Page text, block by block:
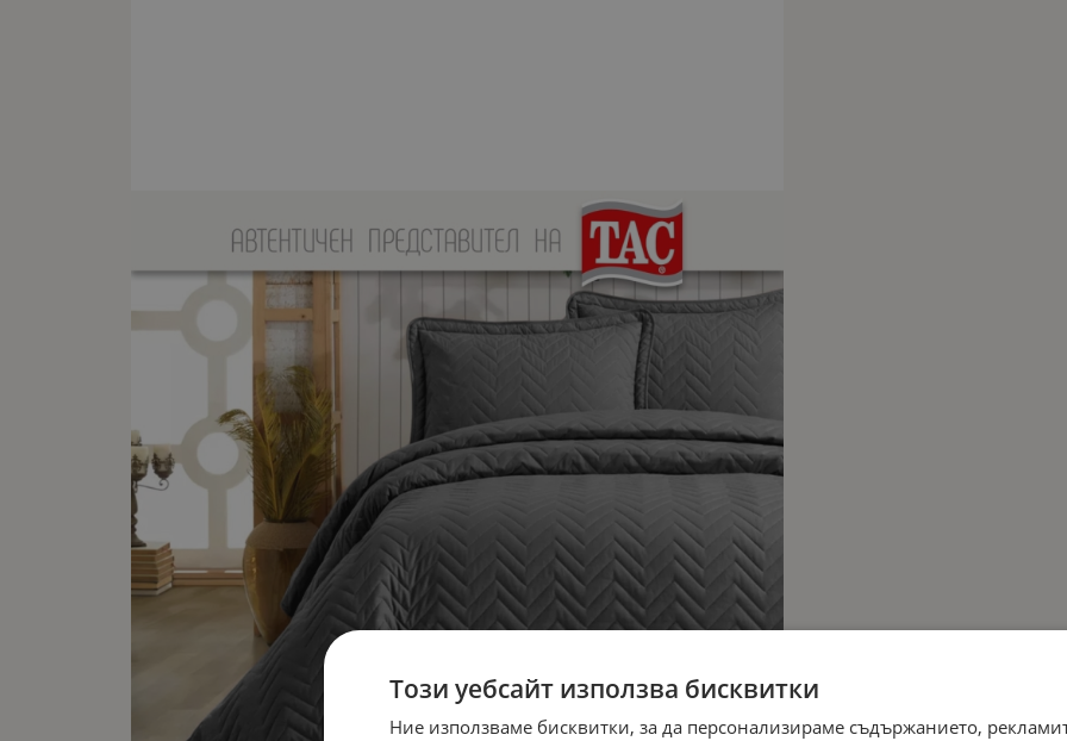
Този уебсайт използва бисквитки
Ние използваме бисквитки, за да персонализираме съдържанието,